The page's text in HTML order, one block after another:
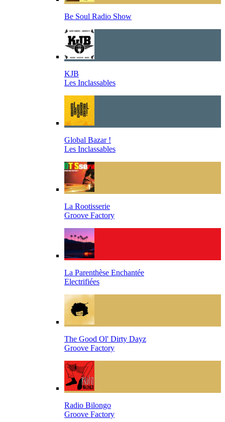
Be Soul Radio Show
KJB
Les Inclassables
Global Bazar !
Les Inclassables
La Rootisserie
Groove Factory
La Parenthèse Enchantée
Electrifiées
The Good Ol' Dirty Dayz
Groove Factory
Radio Bilongo
Groove Factory